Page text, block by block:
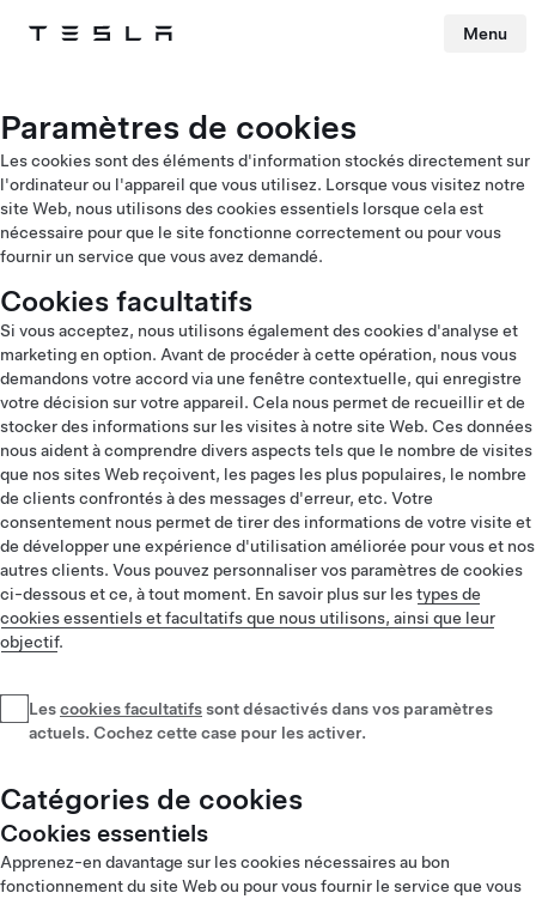
Tesla Menu
Paramètres de cookies
Les cookies sont des éléments d'information stockés directement sur
l'ordinateur ou l'appareil que vous utilisez. Lorsque vous visitez notre
site Web, nous utilisons des cookies essentiels lorsque cela est
nécessaire pour que le site fonctionne correctement ou pour vous
fournir un service que vous avez demandé.
Cookies facultatifs
Si vous acceptez, nous utilisons également des cookies d'analyse et
marketing en option. Avant de procéder à cette opération, nous vous
demandons votre accord via une fenêtre contextuelle, qui enregistre
votre décision sur votre appareil. Cela nous permet de recueillir et de
stocker des informations sur les visites à notre site Web. Ces données
nous aident à comprendre divers aspects tels que le nombre de visites
que nos sites Web reçoivent, les pages les plus populaires, le nombre
de clients confrontés à des messages d'erreur, etc. Votre
consentement nous permet de tirer des informations de votre visite et
de développer une expérience d'utilisation améliorée pour vous et nos
autres clients. Vous pouvez personnaliser vos paramètres de cookies
ci-dessous et ce, à tout moment. En savoir plus sur lestypes de
cookies essentiels et facultatifs que nous utilisons, ainsi que leur
objectif.
Lescookies facultatifssont désactivés dans vos paramètres
actuels. Cochez cette case pour les activer.
Catégories de cookies
Cookies essentiels
Apprenez-en davantage sur les cookies nécessaires au bon
fonctionnement du site Web ou pour vous fournir le service que vous